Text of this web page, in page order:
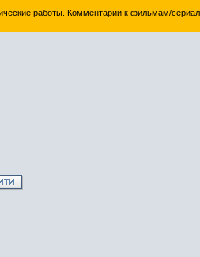
работы. Комментарии к фильмам/